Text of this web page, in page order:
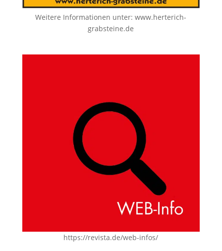
Weitere Informationen unter:www.herterich-
grabsteine.de
https://revista.de/web-infos/